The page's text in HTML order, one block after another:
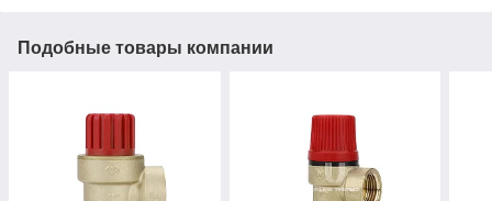
Подобные товары компании